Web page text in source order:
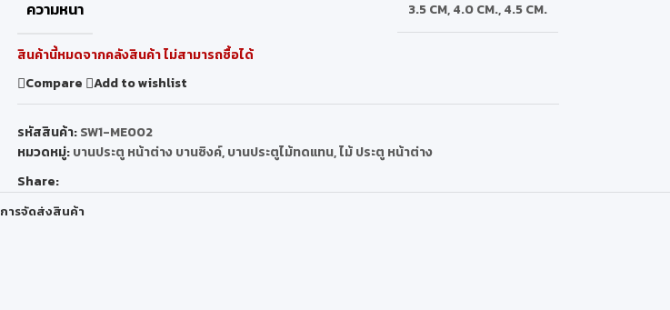
ความหนา 3.5 CM,4.0 CM.,4.5 CM.
สินค้านี้หมดจากคลังสินค้า ไม่สามารถซื้อได้
Compare
Add to wishlist
รหัสสินค้า:SW1-ME002
หมวดหมู่:บานประตู หน้าต่าง บานซิงค์,บานประตูไม้ทดแทน,ไม้ ประตู หน้าต่าง
Share:
การจัดส่งสินค้า